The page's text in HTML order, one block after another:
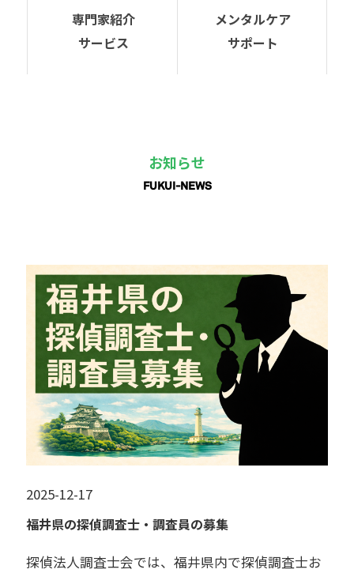
専門家紹介
サービス
メンタルケア
サポート
お知らせ
FUKUI-NEWS
2025-12-17
福井県の探偵調査士・調査員の募集
探偵法人調査士会では、福井県内で探偵調査士お